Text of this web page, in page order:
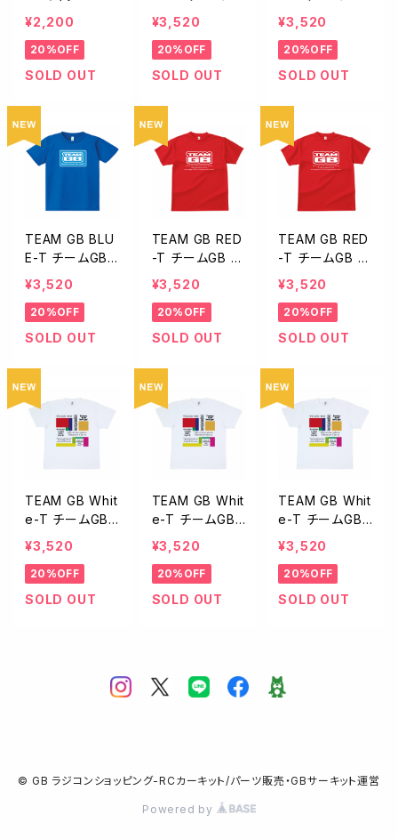
ーサイズ HBK-0
¥2,200
20%OFF
SOLD OUT
Tシャツ BLACK
Lサイズ TBK-0
01L
¥3,520
20%OFF
SOLD OUT
Tシャツ BLUE
Sサイズ TBL-0
01S
¥3,520
20%OFF
SOLD OUT
TEAM GB BLU
E-T チームGB
Tシャツ BLUE L
サイズ TBL-001
L
¥3,520
20%OFF
SOLD OUT
TEAM GB RED
-T チームGB T
シャツ RED Lサ
イズ TRE-001L
¥3,520
20%OFF
SOLD OUT
TEAM GB RED
-T チームGB T
シャツ RED LL
サイズ TRE-00
1LL
¥3,520
20%OFF
SOLD OUT
TEAM GB Whit
e-T チームGB
Tシャツ ホワイ
ト XLサイズ TW
H-001XL
¥3,520
20%OFF
SOLD OUT
TEAM GB Whit
e-T チームGB
Tシャツ ホワイ
H-001M
¥3,520
20%OFF
SOLD OUT
TEAM GB Whit
e-T チームGB
Tシャツ ホワイ
-001L
¥3,520
20%OFF
SOLD OUT
© GB ラジコンショッピング-RCカーキット/パーツ販売・GBサーキット運営
Powered by